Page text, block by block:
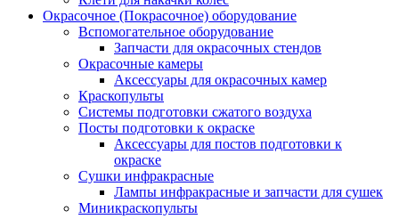
Окрасочное (Покрасочное) оборудование
Вспомогательное оборудование
Запчасти для окрасочных стендов
Окрасочные камеры
Аксессуары для окрасочных камер
Краскопульты
Системы подготовки сжатого воздуха
Посты подготовки к окраске
Аксессуары для постов подготовки к
окраске
Сушки инфракрасные
Лампы инфракрасные и запчасти для сушек
Миникраскопульты